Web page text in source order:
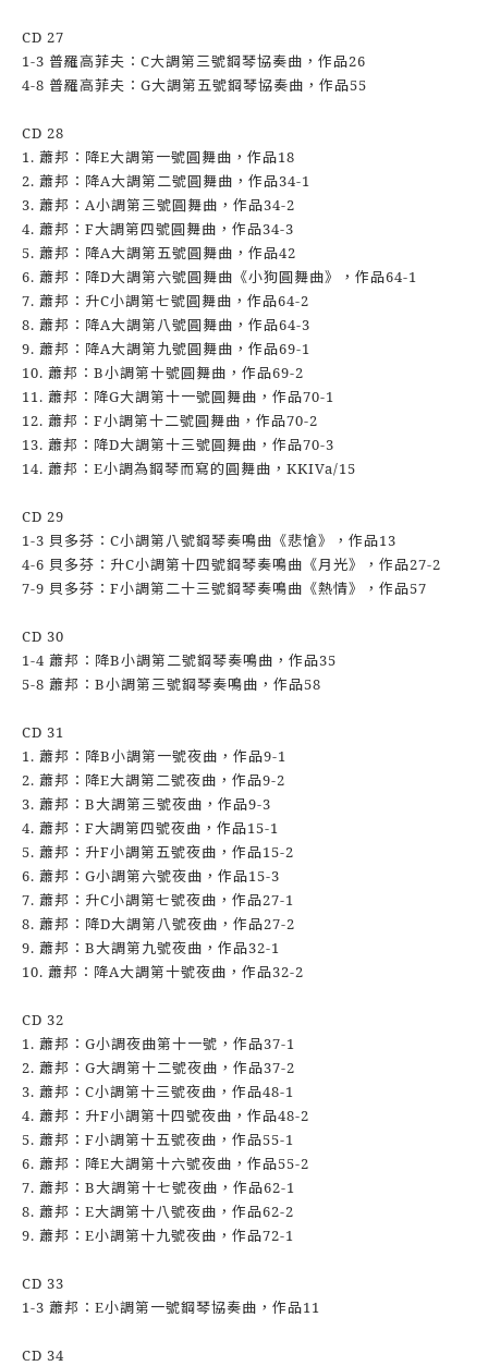
CD 27
1-3 普羅高菲夫：C大調第三號鋼琴協奏曲，作品26
4-8 普羅高菲夫：G大調第五號鋼琴協奏曲，作品55
CD 28
1. 蕭邦：降E大調第一號圓舞曲，作品18
2. 蕭邦：降A大調第二號圓舞曲，作品34-1
3. 蕭邦：A小調第三號圓舞曲，作品34-2
4. 蕭邦：F大調第四號圓舞曲，作品34-3
5. 蕭邦：降A大調第五號圓舞曲，作品42
6. 蕭邦：降D大調第六號圓舞曲《小狗圓舞曲》，作品64-1
7. 蕭邦：升C小調第七號圓舞曲，作品64-2
8. 蕭邦：降A大調第八號圓舞曲，作品64-3
9. 蕭邦：降A大調第九號圓舞曲，作品69-1
10. 蕭邦：B小調第十號圓舞曲，作品69-2
11. 蕭邦：降G大調第十一號圓舞曲，作品70-1
12. 蕭邦：F小調第十二號圓舞曲，作品70-2
13. 蕭邦：降D大調第十三號圓舞曲，作品70-3
14. 蕭邦：E小調為鋼琴而寫的圓舞曲，KKIVa/15
CD 29
1-3 貝多芬：C小調第八號鋼琴奏鳴曲《悲愴》，作品13
4-6 貝多芬：升C小調第十四號鋼琴奏鳴曲《月光》，作品27-2
7-9 貝多芬：F小調第二十三號鋼琴奏鳴曲《熱情》，作品57
CD 30
1-4 蕭邦：降B小調第二號鋼琴奏鳴曲，作品35
5-8 蕭邦：B小調第三號鋼琴奏鳴曲，作品58
CD 31
1. 蕭邦：降B小調第一號夜曲，作品9-1
2. 蕭邦：降E大調第二號夜曲，作品9-2
3. 蕭邦：B大調第三號夜曲，作品9-3
4. 蕭邦：F大調第四號夜曲，作品15-1
5. 蕭邦：升F小調第五號夜曲，作品15-2
6. 蕭邦：G小調第六號夜曲，作品15-3
7. 蕭邦：升C小調第七號夜曲，作品27-1
8. 蕭邦：降D大調第八號夜曲，作品27-2
9. 蕭邦：B大調第九號夜曲，作品32-1
10. 蕭邦：降A大調第十號夜曲，作品32-2
CD 32
1. 蕭邦：G小調夜曲第十一號，作品37-1
2. 蕭邦：G大調第十二號夜曲，作品37-2
3. 蕭邦：C小調第十三號夜曲，作品48-1
4. 蕭邦：升F小調第十四號夜曲，作品48-2
5. 蕭邦：F小調第十五號夜曲，作品55-1
6. 蕭邦：降E大調第十六號夜曲，作品55-2
7. 蕭邦：B大調第十七號夜曲，作品62-1
8. 蕭邦：E大調第十八號夜曲，作品62-2
9. 蕭邦：E小調第十九號夜曲，作品72-1
CD 33
1-3 蕭邦：E小調第一號鋼琴協奏曲，作品11
CD 34